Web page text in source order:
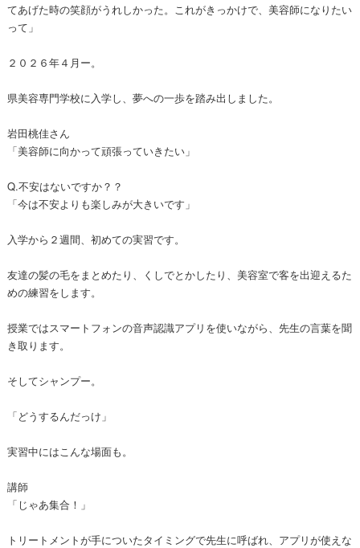
てあげた時の笑顔がうれしかった。これがきっかけで、美容師になりたい
って」
２０２６年４月ー。
県美容専門学校に入学し、夢への一歩を踏み出しました。
岩田桃佳さん
「美容師に向かって頑張っていきたい」
Q.不安はないですか？？
「今は不安よりも楽しみが大きいです」
入学から２週間、初めての実習です。
友達の髪の毛をまとめたり、くしでとかしたり、美容室で客を出迎えるた
めの練習をします。
授業ではスマートフォンの音声認識アプリを使いながら、先生の言葉を聞
き取ります。
そしてシャンプー。
「どうするんだっけ」
実習中にはこんな場面も。
講師
「じゃあ集合！」
トリートメントが手についたタイミングで先生に呼ばれ、アプリが使えな